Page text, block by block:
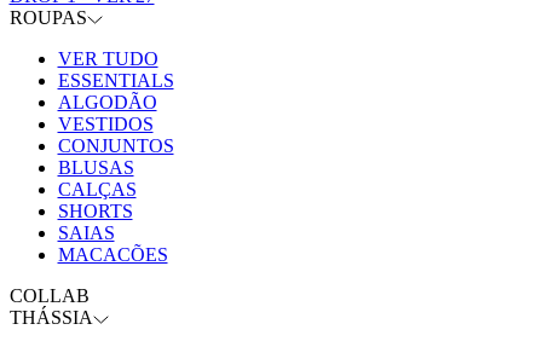
ROUPAS
VER TUDO
ESSENTIALS
ALGODÃO
VESTIDOS
CONJUNTOS
BLUSAS
CALÇAS
SHORTS
SAIAS
MACACÕES
COLLAB
THÁSSIA